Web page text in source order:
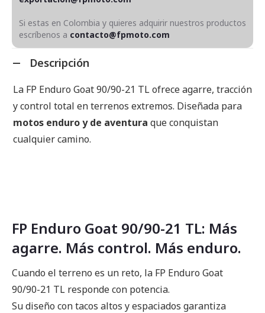
Si estas en Colombia y quieres adquirir nuestros productos
escríbenos a contacto@fpmoto.com
Descripción
La FP Enduro Goat 90/90-21 TL ofrece agarre, tracción
y control total en terrenos extremos. Diseñada para
motos enduro y de aventura que conquistan
cualquier camino.
FP Enduro Goat 90/90-21 TL: Más
agarre. Más control. Más enduro.
Cuando el terreno es un reto, la FP Enduro Goat
90/90-21 TL responde con potencia.
Su diseño con tacos altos y espaciados garantiza